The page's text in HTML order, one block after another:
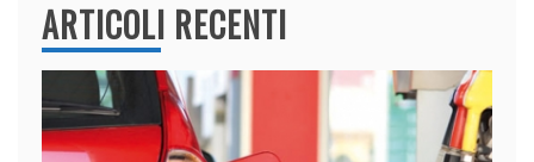
ARTICOLI RECENTI